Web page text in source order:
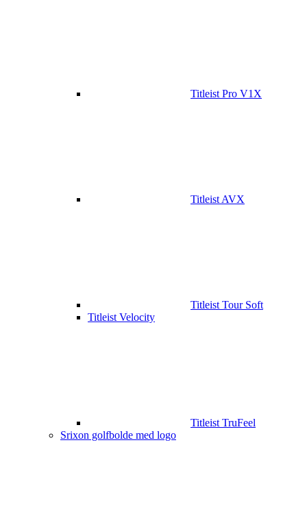
Titleist Pro V1X
Titleist AVX
Titleist Tour Soft
Titleist Velocity
Titleist TruFeel
Srixon golfbolde med logo